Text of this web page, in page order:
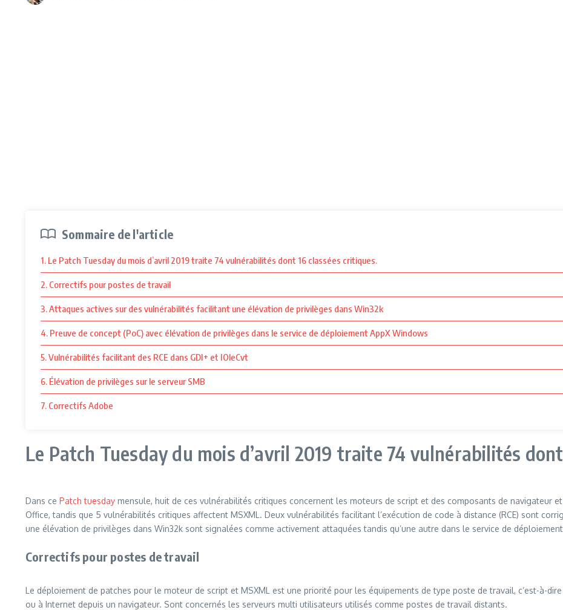
Sommaire de l'article
1. Le Patch Tuesday du mois d’avril 2019 traite 74 vulnérabilités dont 16 classées critiques.
2. Correctifs pour postes de travail
3. Attaques actives sur des vulnérabilités facilitant une élévation de privilèges dans Win32k
4. Preuve de concept (PoC) avec élévation de privilèges dans le service de déploiement AppX Windows
5. Vulnérabilités facilitant des RCE dans GDI+ et IOleCvt
6. Élévation de privilèges sur le serveur SMB
7. Correctifs Adobe
Le Patch Tuesday du mois d’avril 2019 traite 74 vulnérabilités
Dans ce Patch tuesday mensule, huit de ces vulnérabilités critiques concernent les moteurs de script et des composants de navigateur
Office, tandis que 5 vulnérabilités critiques affectent MSXML. Deux vulnérabilités facilitant l’exécution de code à distance (RCE) sont
une élévation de privilèges dans Win32k sont signalées comme activement attaquées tandis qu’une autre dans le service de
Correctifs pour postes de travail
Le déploiement de patches pour le moteur de script et MSXML est une priorité pour les équipements de type poste de travail, c’est-à-
ou à Internet depuis un navigateur. Sont concernés les serveurs multi utilisateurs utilisés comme postes de travail distants.